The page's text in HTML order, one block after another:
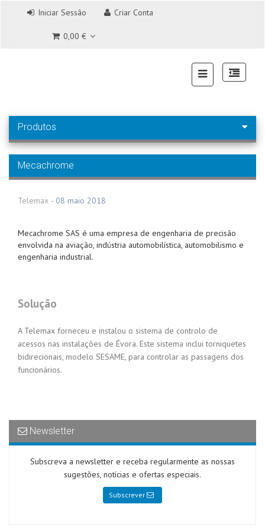
Iniciar Sessão Criar Conta
0,00 €
Produtos
Mecachrome
Telemax - 08 maio 2018
Mecachrome SAS é uma empresa de engenharia de precisão
envolvida na aviação, indústria automobilística, automobilismo e
engenharia industrial.
Solução
A Telemax forneceu e instalou o sistema de controlo de
acessos nas instalações de Évora. Este sistema inclui torniquetes
bidirecionais, modelo SESAME, para controlar as passagens dos
funcionários.
Newsletter
Subscreva a newsletter e receba regularmente as nossas
sugestões, notícias e ofertas especiais.
Subscrever